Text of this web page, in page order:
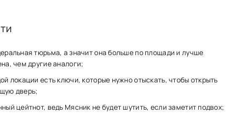
тюрьма, а значит она больше по площади и лучше
чем другие аналоги;
локации есть ключи, которые нужно отыскать, чтобы открыть
дверь;
цейтнот, ведь Мясник не будет шутить, если заметит подвох;